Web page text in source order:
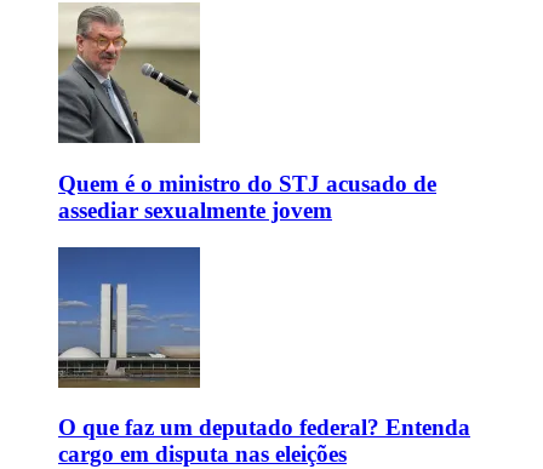
Quem é o ministro do STJ acusado de
assediar sexualmente jovem
O que faz um deputado federal? Entenda
cargo em disputa nas eleições